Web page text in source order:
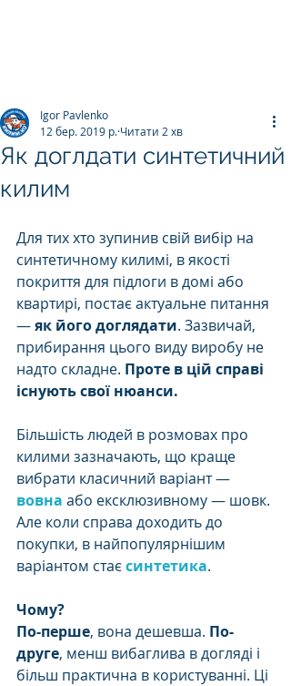
Як доглдати синтетичний
килим
Igor Pavlenko
12 бер. 2019 р. Читати 2 хв
Для тих хто зупинив свій вибір на
синтетичному килимі, в якості
покриття для підлоги в домі або
квартирі, постає актуальне питання
— як його доглядати. Зазвичай,
прибирання цього виду виробу не
надто складне. Проте в цій справі
існують свої нюанси.
Більшість людей в розмовах про
килими зазначають, що краще
вибрати класичний варіант —
вовна або ексклюзивному — шовк.
Але коли справа доходить до
покупки, в найпопулярнішим
варіантом стає синтетика.
Чому?
По-перше, вона дешевша. По-
друге, менш вибаглива в догляді і
більш практична в користуванні. Ці